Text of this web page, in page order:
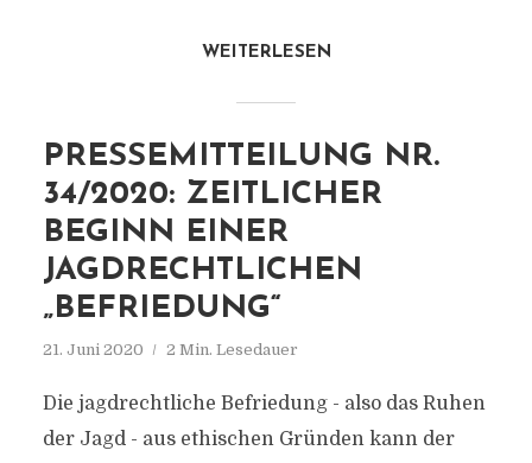
WEITERLESEN
PRESSEMITTEILUNG NR.
34/2020: ZEITLICHER
BEGINN EINER
JAGDRECHTLICHEN
„BEFRIEDUNG“
21. Juni 2020 2 Min. Lesedauer
Die jagdrechtliche Befriedung - also das Ruhen
der Jagd - aus ethischen Gründen kann der